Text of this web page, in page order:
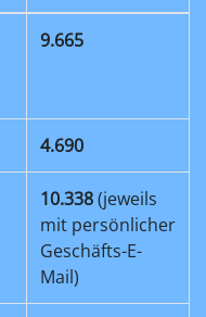
9.665
4.690
10.338(jeweils
mit persönlicher
Geschäfts-E-
Mail)